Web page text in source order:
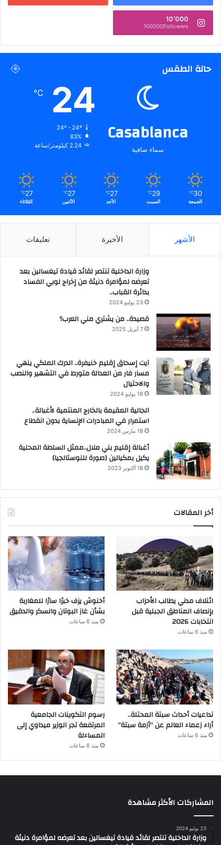
10٬000
100000Followers
حالة الطقس
Casablanca
سماء صافية
24
℃
24º - 24º
83%
2.24 كيلومتر/ساعة
30
℃
الجمعة
29
℃
السبت
27
℃
الأحد
27
℃
الأثنين
27
℃
الثلاثاء
الأشهر الأخيرة تعليقات
وزارة الداخلية تنتصر لقائد قيادة تيغسالين بعد
تعرضه لمؤامرة دنيئة من إخراج لوبي الفساد
بدائرة القباب..
23 يوليو 2024
قصيدة.. من يشتري مني العرب؟
7 أبريل 2025
آيت إسحاق إقليم خنيفرة.. الدرك الملكي ينهي
مسار فار من العدالة متورط في التشهير والنصب
والاحتيال
18 يوليو 2024
الجالية المقيمة بالخارج المنتمية لأغبالة..
استمرار في المبادرات الإنساية بدون انقطاع
18 مارس 2024
أغبالة إقليم بني ملال..ممثل السلطة المحلية
يكيل بمكيالين (صورة للنوستالجيا)
18 أكتوبر 2023
أخر المقالات
ائتلاف مدني يطالب الأحزاب
بإنصاف المناطق الجبلية قبل
انتخابات 2026
منذ 6 ساعات
أخنوش يزف خبرًا سارًا للمغاربة
بشأن غاز البوتان والسكر والدقيق
منذ 6 ساعات
تداعيات أحداث سبتة المحتلة..
أراء زعماء العالم عن “أزمة سبتة”
منذ 6 ساعات
رسوم التكوينات الجامعية
المرتفعة تجر الوزير ميداوي إلى
المساءلة
منذ 8 ساعات
المشاركات الأكثر مشاهدة
23 يوليو 2024
وزارة الداخلية تنتصر لقائد قيادة تيغسالين بعد تعرضه لمؤامرة دنيئة